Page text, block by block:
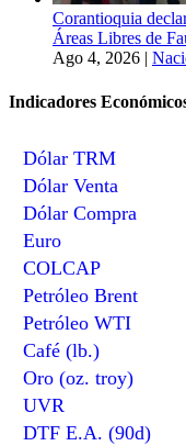
Corantioquia
Áreas Libres de
Ago 4, 2026 |
Indicadores
Dólar TRM
Dólar Venta
Dólar Compra
Euro
COLCAP
Petróleo Brent
Petróleo WTI
Café (lb.)
Oro (oz. troy)
UVR
DTF E.A. (90d)